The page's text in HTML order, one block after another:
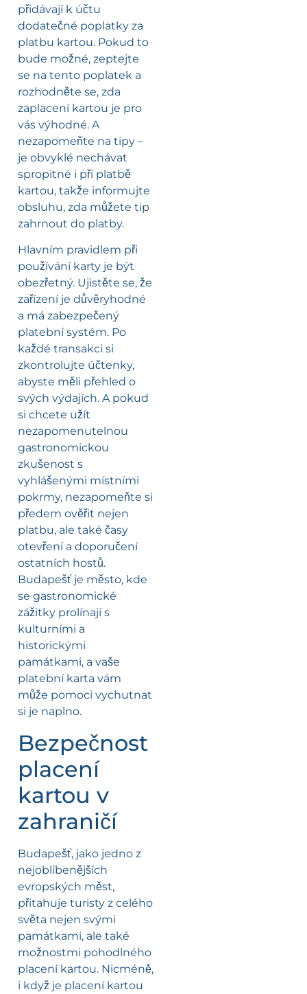
přidávají k účtu
dodatečné poplatky za
platbu kartou. Pokud to
bude možné, zeptejte
se na tento poplatek a
rozhodněte se, zda
zaplacení kartou je pro
vás výhodné. A
nezapomeňte na tipy –
je obvyklé nechávat
spropitné i při platbě
kartou, takže informujte
obsluhu, zda můžete tip
zahrnout do platby.
Hlavním pravidlem při
používání karty je být
obezřetný. Ujistěte se, že
zařízení je důvěryhodné
a má zabezpečený
platební systém. Po
každé transakci si
zkontrolujte účtenky,
abyste měli přehled o
svých výdajích. A pokud
si chcete užít
nezapomenutelnou
gastronomickou
zkušenost s
vyhlášenými místními
pokrmy, nezapomeňte si
předem ověřit nejen
platbu, ale také časy
otevření a doporučení
ostatních hostů.
Budapešť je město, kde
se gastronomické
zážitky prolínají s
kulturními a
historickými
památkami, a vaše
platební karta vám
může pomoci vychutnat
si je naplno.
Bezpečnost
placení
kartou v
zahraničí
Budapešť, jako jedno z
nejoblíbenějších
evropských měst,
přitahuje turisty z celého
světa nejen svými
památkami, ale také
možnostmi pohodlného
placení kartou. Nicméně,
i když je placení kartou